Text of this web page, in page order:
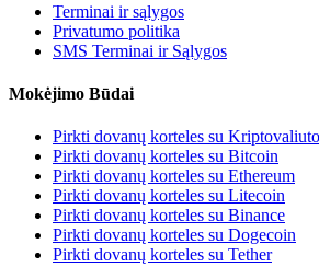
Terminai ir sąlygos
Privatumo politika
SMS Terminai ir Sąlygos
Mokėjimo Būdai
Pirkti dovanų korteles su
Pirkti dovanų korteles su Bitcoin
Pirkti dovanų korteles su Ethereum
Pirkti dovanų korteles su Litecoin
Pirkti dovanų korteles su Binance
Pirkti dovanų korteles su Dogecoin
Pirkti dovanų korteles su Tether